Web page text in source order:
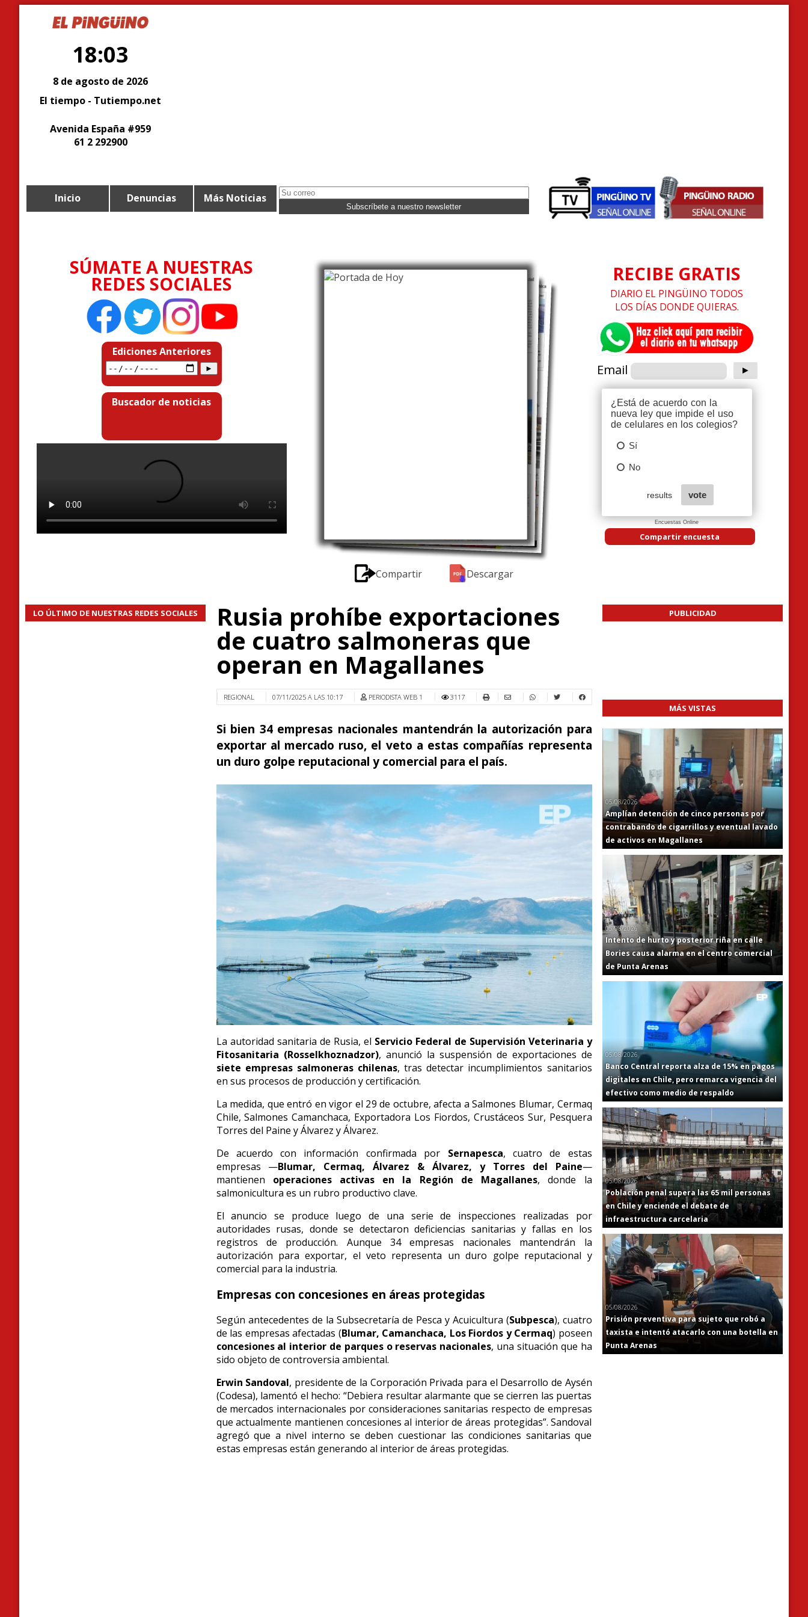
18:03
8 de agosto de 2026
El tiempo - Tutiempo.net
Avenida España #959
61 2 292900
Inicio Denuncias Más Noticias
SÚMATE A NUESTRAS
REDES SOCIALES
Ediciones Anteriores
Buscador de noticias
Compartir Descargar
RECIBE GRATIS
DIARIO EL PINGÜINO TODOS
LOS DÍAS DONDE QUIERAS.
Email
Encuestas Online
Compartir encuesta
LO ÚLTIMO DE NUESTRAS REDES SOCIALES Rusia prohíbe exportaciones
de cuatro salmoneras que
operan en Magallanes
REGIONAL 07/11/2025 A LAS 10:17 PERIODISTA WEB 1 3117
Si bien 34 empresas nacionales mantendrán la autorización para
exportar al mercado ruso, el veto a estas compañías representa
un duro golpe reputacional y comercial para el país.
La autoridad sanitaria de Rusia, el Servicio Federal de Supervisión Veterinaria y
Fitosanitaria (Rosselkhoznadzor), anunció la suspensión de exportaciones de
siete empresas salmoneras chilenas, tras detectar incumplimientos sanitarios
en sus procesos de producción y certificación.
La medida, que entró en vigor el 29 de octubre, afecta a Salmones Blumar, Cermaq
Chile, Salmones Camanchaca, Exportadora Los Fiordos, Crustáceos Sur, Pesquera
Torres del Paine y Álvarez y Álvarez.
De acuerdo con información confirmada por Sernapesca, cuatro de estas
empresas —Blumar, Cermaq, Álvarez & Álvarez, y Torres del Paine—
mantienen operaciones activas en la Región de Magallanes, donde la
salmonicultura es un rubro productivo clave.
El anuncio se produce luego de una serie de inspecciones realizadas por
autoridades rusas, donde se detectaron deficiencias sanitarias y fallas en los
registros de producción. Aunque 34empresas nacionales mantendrán la
autorización para exportar, el veto representa un duro golpe reputacional y
comercial para la industria.
Empresas con concesiones en áreas protegidas
Según antecedentes de la Subsecretaría de Pesca y Acuicultura (Subpesca), cuatro
de las empresas afectadas (Blumar, Camanchaca, Los Fiordos y Cermaq) poseen
concesiones al interior de parques o reservas nacionales, una situación que ha
sido objeto de controversia ambiental.
Erwin Sandoval, presidente de la Corporación Privada para el Desarrollo de Aysén
(Codesa), lamentó el hecho: “Debiera resultar alarmante que se cierren las puertas
de mercados internacionales por consideraciones sanitarias respecto de empresas
que actualmente mantienen concesiones al interior de áreas protegidas”. Sandoval
agregó que a nivel interno se deben cuestionar las condiciones sanitarias que
estas empresas están generando al interior de áreas protegidas.
PUBLICIDAD
MÁS VISTAS
05/08/2026
Amplían detención de cinco personas por
contrabando de cigarrillos y eventual lavado
de activos en Magallanes
05/08/2026
Intento de hurto y posterior riña en calle
Bories causa alarma en el centro comercial
de Punta Arenas
05/08/2026
Banco Central reporta alza de 15% en pagos
digitales en Chile, pero remarca vigencia del
efectivo como medio de respaldo
05/08/2026
Población penal supera las 65 mil personas
en Chile y enciende el debate de
infraestructura carcelaria
05/08/2026
Prisión preventiva para sujeto que robó a
taxista e intentó atacarlo con una botella en
Punta Arenas